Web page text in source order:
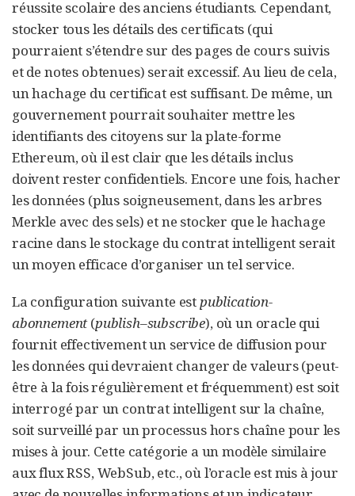
réussite scolaire des anciens étudiants. Cependant,
stocker tous les détails des certificats (qui
pourraient s’étendre sur des pages de cours suivis
et de notes obtenues) serait excessif. Au lieu de cela,
un hachage du certificat est suffisant. De même, un
gouvernement pourrait souhaiter mettre les
identifiants des citoyens sur la plate-forme
Ethereum, où il est clair que les détails inclus
doivent rester confidentiels. Encore une fois, hacher
les données (plus soigneusement, dans les arbres
Merkle avec des sels) et ne stocker que le hachage
racine dans le stockage du contrat intelligent serait
un moyen efficace d’organiser un tel service.
La configuration suivante estpublication-
abonnement(publish–subscribe), où un oracle qui
fournit effectivement un service de diffusion pour
les données qui devraient changer de valeurs (peut-
être à la fois régulièrement et fréquemment) est soit
interrogé par un contrat intelligent sur la chaîne,
soit surveillé par un processus hors chaîne pour les
mises à jour. Cette catégorie a un modèle similaire
aux flux RSS, WebSub, etc., où l’oracle est mis à jour